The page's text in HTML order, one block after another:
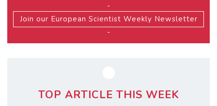
-
Join our European Scientist Weekly Newsletter
-
TOP ARTICLE THIS WEEK